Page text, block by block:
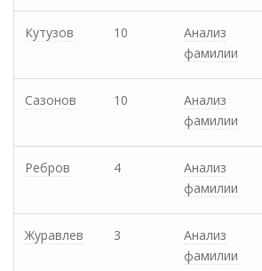
Кутузов 10
Анализ
фамилии
Сазонов 10
Анализ
фамилии
Ребров 4
Анализ
фамилии
Журавлев 3
Анализ
фамилии